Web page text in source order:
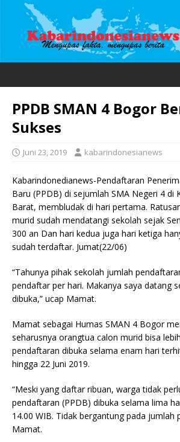
PPDB SMAN 4 Bogor
Sukses
Juni 23, 2019 kabarindonesianews
Kabarindonedianews-Pendaftaran
Baru (PPDB) di sejumlah SMA Negeri 4 di
Barat, membludak di hari pertama.
murid sudah mendatangi sekolah sejak
300 an Dan hari kedua juga hari ketiga
sudah terdaftar. Jumat(22/06)
“Tahunya pihak sekolah jumlah
pendaftar per hari. Makanya saya datang
dibuka,” ucap Mamat.
Mamat sebagai Humas SMAN 4 Bogor
seharusnya orangtua calon murid bisa
pendaftaran dibuka selama enam hari
hingga 22 Juni 2019.
“Meski yang daftar ribuan, warga tidak
pendaftaran (PPDB) dibuka selama lima
14.00 WIB. Tidak bergantung pada jumlah
Mamat.